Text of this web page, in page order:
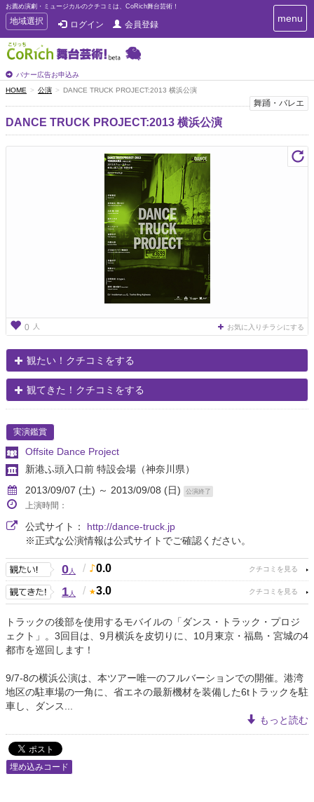
お薦め演劇・ミュージカルのクチコミは、CoRich舞台芸術！
T
o
g
g
e
n
a
v
i
地域選択 ログイン 会員登録
バナー広告お申込み
T
o
n
i
menu
HOME 公演 DANCE TRUCK PROJECT:2013 横浜公演
舞踊・バレエ
DANCE TRUCK PROJECT:2013 横浜公演
0 人 お気に入りチラシにする
観たい！クチコミをする
観てきた！クチコミをする
実演鑑賞
Offsite Dance Project
新港ふ頭入口前 特設会場 （神奈川県）
2013/09/07 (土) ～ 2013/09/08 (日)
公演終了
上演時間：
公式サイト： http://dance-truck.jp
※正式な公演情報は公式サイトでご確認ください。
0人 / 0.0
1人 / 3.0
トラックの後部を使用するモバイルの「ダンス・トラック・プロジ
ェクト」。3回目は、9月横浜を皮切りに、10月東京・福島・宮城の4
都市を巡回します！
9/7-8の横浜公演は、本ツアー唯一のフルバーションでの開催。港湾
地区の駐車場の一角に、省エネの最新機材を装備した6tトラックを駐
車し、ダンス...
もっと読む
埋め込みコード